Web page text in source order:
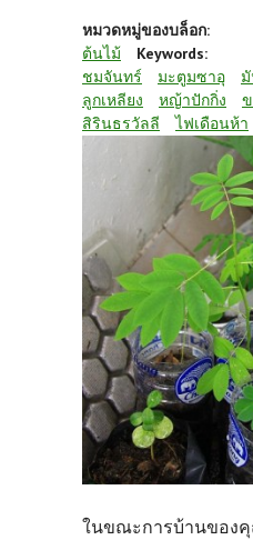
หมวดหมู่ของบล็อก:
ต้นไม้
Keywords:
ชมจันทร์
มะตูมซาอุ
ลูกเหลียง
หญ้าปักกิ่ง
สิรินธรวัลลี
ไฟเดือนห้า
ในขณะการบ้านของ